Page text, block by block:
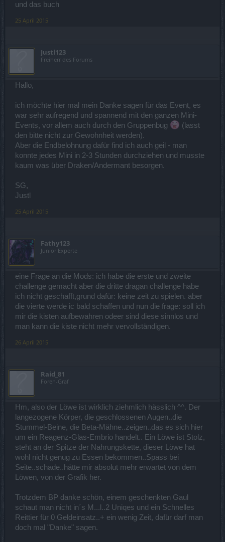
und das buch
25 April 2015
Justl123
Freiherr des Forums
Hallo,
ich möchte hier mal mein Danke sagen für das Event, es
war sehr aufregend und spannend mit den ganzen Mini-
Events, vor allem auch durch den Gruppenbug
(lasst
den bitte nicht zur Gewohnheit werden).
Aber die Endbelohnung dafür find ich auch geil - man
konnte jedes Mini in 2-3 Stunden durchziehen und musste
kaum was über Draken/Andermant besorgen.
SG,
Justl
25 April 2015
Fathy123
Junior Experte
eine Frage an die Mods: ich habe die erste und zweite
challenge gemacht aber die dritte dragan challenge habe
ich nicht geschafft,grund dafür: keine zeit zu spielen. aber
die vierte werde ic bald schaffen und nun die frage: soll ich
mir die kisten aufbewahren odeer sind diese sinnlos und
man kann die kiste nicht mehr vervollständigen.
26 April 2015
Raid_81
Foren-Graf
Hm, also der Löwe ist wirklich ziehmlich hässlich ^^. Der
langezogene Körper, die geschlossenen Augen..die
Stummel-Beine, die Beta-Mähne..zeigen..das es sich hier
um ein Reagenz-Glas-Embrio handelt.. Ein Löwe ist Stolz,
steht an der Spitze der Nahrungskette, dieser Löwe hat
wohl nicht genug zu Essen bekommen..Spass bei
Seite..schade..hätte mir absolut mehr erwartet von dem
Löwen, von der Grafik her.
Trotzdem BP danke schön, einem geschenkten Gaul
schaut man nicht in´s M...l..2 Uniqes und ein Schnelles
Reittier für 0 Geldeinsatz..+ ein wenig Zeit, dafür darf man
doch mal "Danke" sagen.